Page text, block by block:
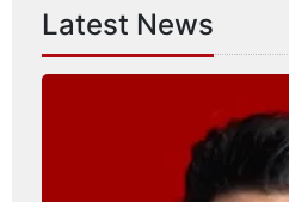
Latest News